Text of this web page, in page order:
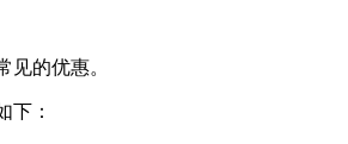
的优惠。
下：